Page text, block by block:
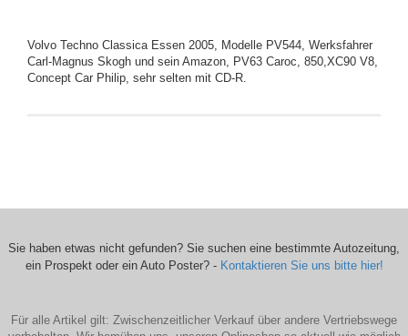
Volvo Techno Classica Essen 2005, Modelle PV544, Werksfahrer
Carl-Magnus Skogh und sein Amazon, PV63 Caroc, 850,XC90 V8,
Concept Car Philip, sehr selten mit CD-R.
Sie haben etwas nicht gefunden? Sie suchen eine bestimmte Autozeitung,
ein Prospekt oder ein Auto Poster? - Kontaktieren Sie uns bitte hier!
Für alle Artikel gilt: Zwischenzeitlicher Verkauf über andere Vertriebswege